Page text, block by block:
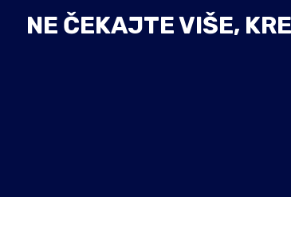
NE ČEKAJTE VIŠE,